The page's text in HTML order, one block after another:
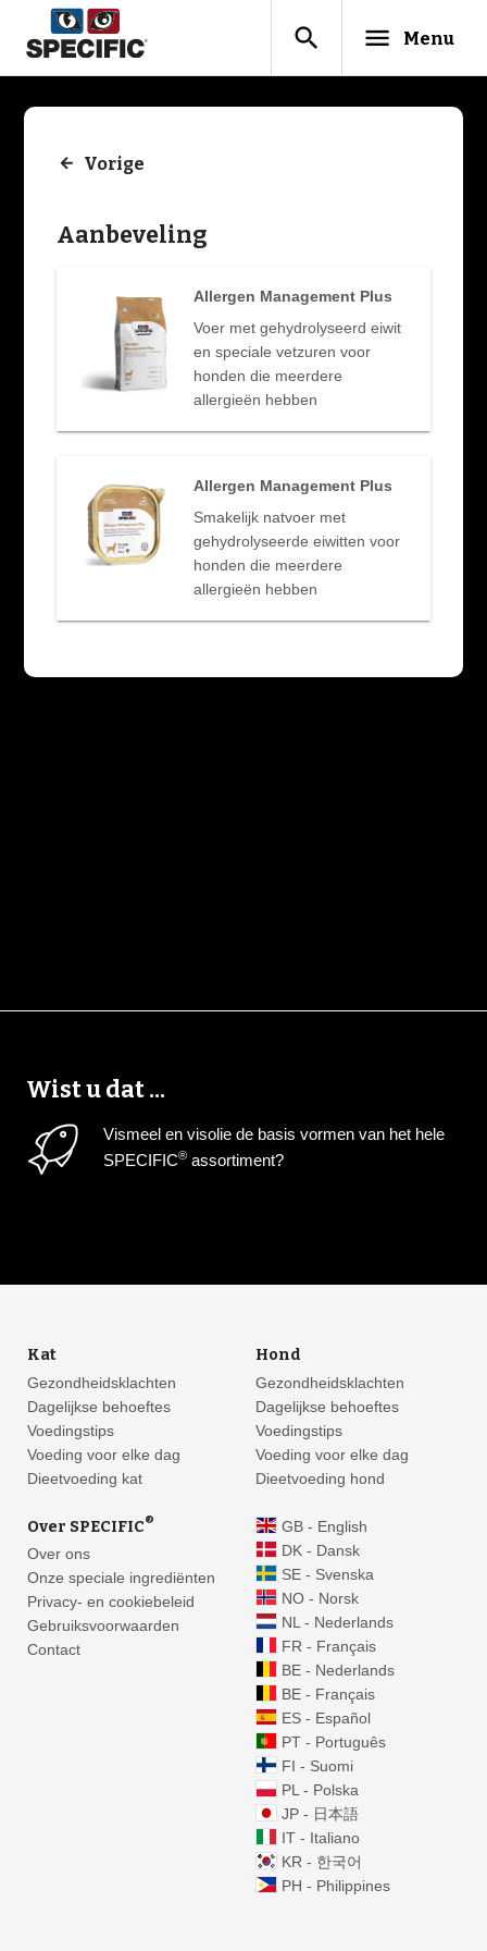
search menu Menu
Vorige
Aanbeveling
Allergen Management Plus
Voer met gehydrolyseerd eiwit
en speciale vetzuren voor
honden die meerdere
allergieën hebben
Allergen Management Plus
Smakelijk natvoer met
gehydrolyseerde eiwitten voor
honden die meerdere
allergieën hebben
Wist u dat ...
Vismeel en visolie de basis vormen van het hele
SPECIFIC® assortiment?
Kat
Gezondheidsklachten
Dagelijkse behoeftes
Voedingstips
Voeding voor elke dag
Dieetvoeding kat
Hond
Gezondheidsklachten
Dagelijkse behoeftes
Voedingstips
Voeding voor elke dag
Dieetvoeding hond
Over SPECIFIC®
Over ons
Onze speciale ingrediënten
Privacy- en cookiebeleid
Gebruiksvoorwaarden
Contact
GB - English
DK - Dansk
SE - Svenska
NO - Norsk
NL - Nederlands
FR - Français
BE - Nederlands
BE - Français
ES - Español
PT - Português
FI - Suomi
PL - Polska
JP - 日本語
IT - Italiano
KR - 한국어
PH - Philippines